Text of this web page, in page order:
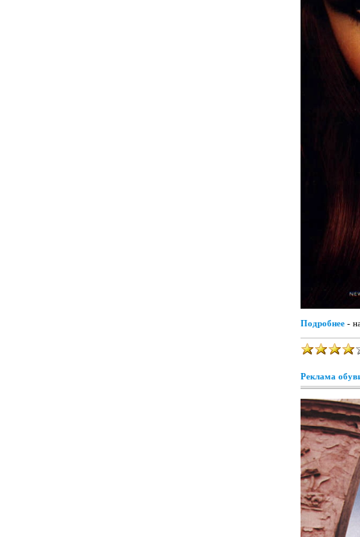
Подробнее -
Реклама